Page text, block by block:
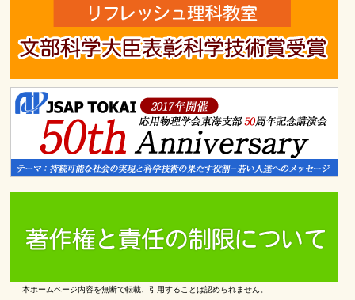
本ホームページ内容を無断で転載、引用することは認められません。